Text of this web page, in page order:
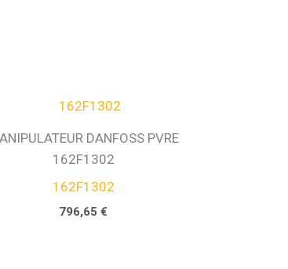
DANFOSS PVRE
162F1302
162F1302
796,65€